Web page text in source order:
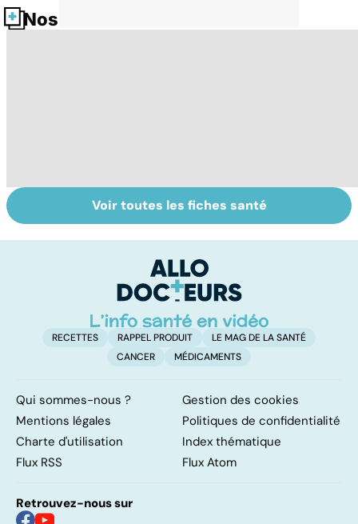
Nos fiches santé
Alimentation :
mangeons-nous
Les féculents, un
carburant
pour l'organisme
Voir toutes les fiches santé
RECETTES RAPPEL PRODUIT
LE MAG DE LA SANTÉ
CANCER
MÉDICAMENTS
Qui sommes-nous ?
Gestion des cookies
Mentions légales
Politiques de confidentialité
Charte d'utilisation
Index thématique
Flux RSS
Flux Atom
Retrouvez-nous sur